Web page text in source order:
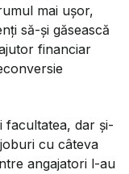
mai ușor,
să-și găsească
financiar
facultatea, dar și-
cu câteva
angajatori l-au